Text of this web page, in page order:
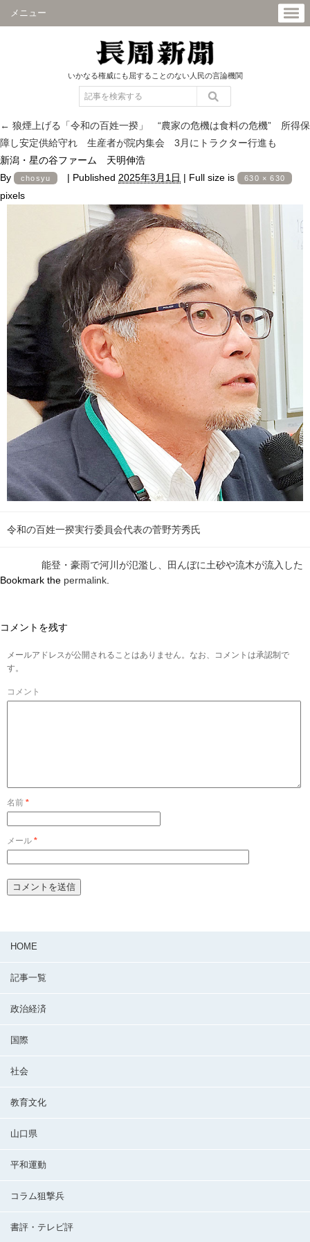
メニュー
いかなる権威にも屈することのない人民の言論機関
← 狼煙上げる「令和の百姓一揆」 “農家の危機は食料の危機” 所得保
障し安定供給守れ 生産者が院内集会 3月にトラクター行進も
新潟・星の谷ファーム 天明伸浩
By
chosyu | Published 2025年3月1日 | Full size is 630 × 630
pixels
令和の百姓一揆実行委員会代表の菅野芳秀氏
能登・豪雨で河川が氾濫し、田んぼに土砂や流木が流入した
Bookmark the permalink
コメントを残す
メールアドレスが公開されることはありません。なお、コメントは承認制で
す。
コメント
名前 *
メール *
HOME
記事一覧
政治経済
国際
社会
教育文化
山口県
平和運動
コラム狙撃兵
書評・テレビ評